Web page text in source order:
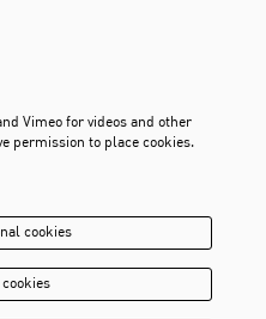
Vimeo for videos and other
permission to place cookies.
cookies